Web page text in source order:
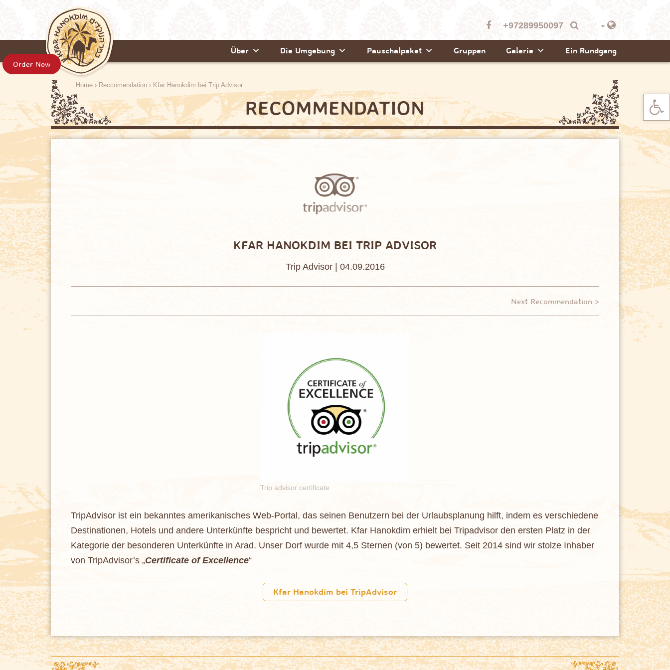
+97289950097
Über Die Umgebung Pauschalpaket Gruppen Galerie Ein Rundgang
Home › Reccomendation › Kfar Hanokdim bei Trip Advisor
RECOMMENDATION
KFAR HANOKDIM BEI TRIP ADVISOR
Trip Advisor | 04.09.2016
Next Recommendation >
Trip advisor certificate
TripAdvisor ist ein bekanntes amerikanisches Web-Portal, das seinen Benutzern bei der Urlaubsplanung hilft, indem es verschiedene
Destinationen, Hotels und andere Unterkünfte bespricht und bewertet. Kfar Hanokdim erhielt bei Tripadvisor den ersten Platz in der
Kategorie der besonderen Unterkünfte in Arad. Unser Dorf wurde mit 4,5 Sternen (von 5) bewertet. Seit 2014 sind wir stolze Inhaber
von TripAdvisor’s „Certificate of Excellence“
Kfar Hanokdim bei TripAdvisor
Order Now